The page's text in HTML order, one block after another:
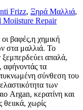
Frizz, Ξηρά Μαλλιά,
Moiisture Repair
βαφές,η χημική
στα μαλλιά. Το
απαλά,
αφήνοντάς τα
σύνθεση του
των
Argan, κερατίνη και
χωρίς